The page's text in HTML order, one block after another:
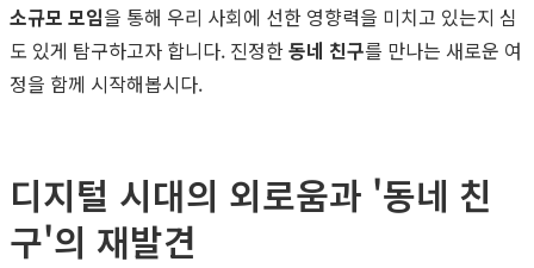
소규모 모임을 통해 우리 사회에 선한 영향력을 미치고 있는지 심
도 있게 탐구하고자 합니다. 진정한동네 친구를 만나는 새로운 여
정을 함께 시작해봅시다.
디지털 시대의 외로움과 '동네 친
구'의 재발견